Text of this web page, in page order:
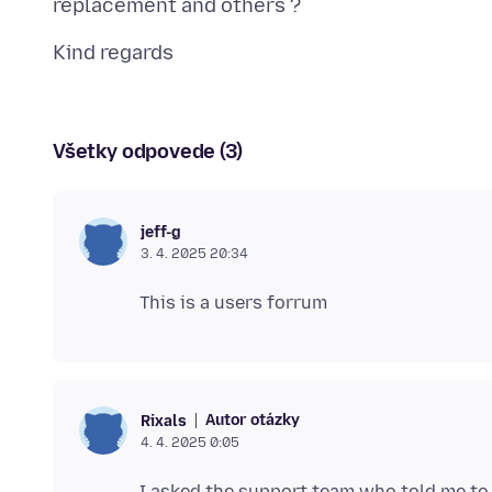
Všetky odpovede (3)
jeff-g
3. 4. 2025 20:34
Rixals Autor otázky
4. 4. 2025 0:05